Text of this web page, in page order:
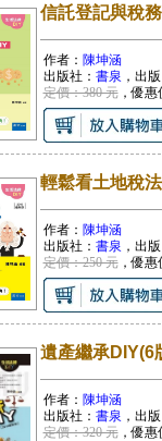
信託登記與稅
作者： 陳坤涵
出版社： 書泉 ，出
定價：380 元，優惠
輕鬆看土地稅
作者： 陳坤涵
出版社： 書泉 ，出
定價：250 元，優惠
遺產繼承DIY(6
作者： 陳坤涵
出版社： 書泉 ，出
定價：320 元，優惠